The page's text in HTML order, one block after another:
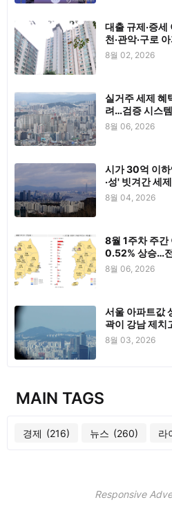
대출 규제·증
천·관악·구로
8월 02, 2026
실거주 세제 혜
려…검증 시스
8월 06, 2026
시가 30억 이
·성' 빗겨간 세
8월 04, 2026
8월 1주차 주간
0.52% 상승…
8월 06, 2026
서울 아파트값
곽이 강남 제치
8월 03, 2026
MAIN TAGS
경제 (216) 뉴스 (260) 라
Responsive